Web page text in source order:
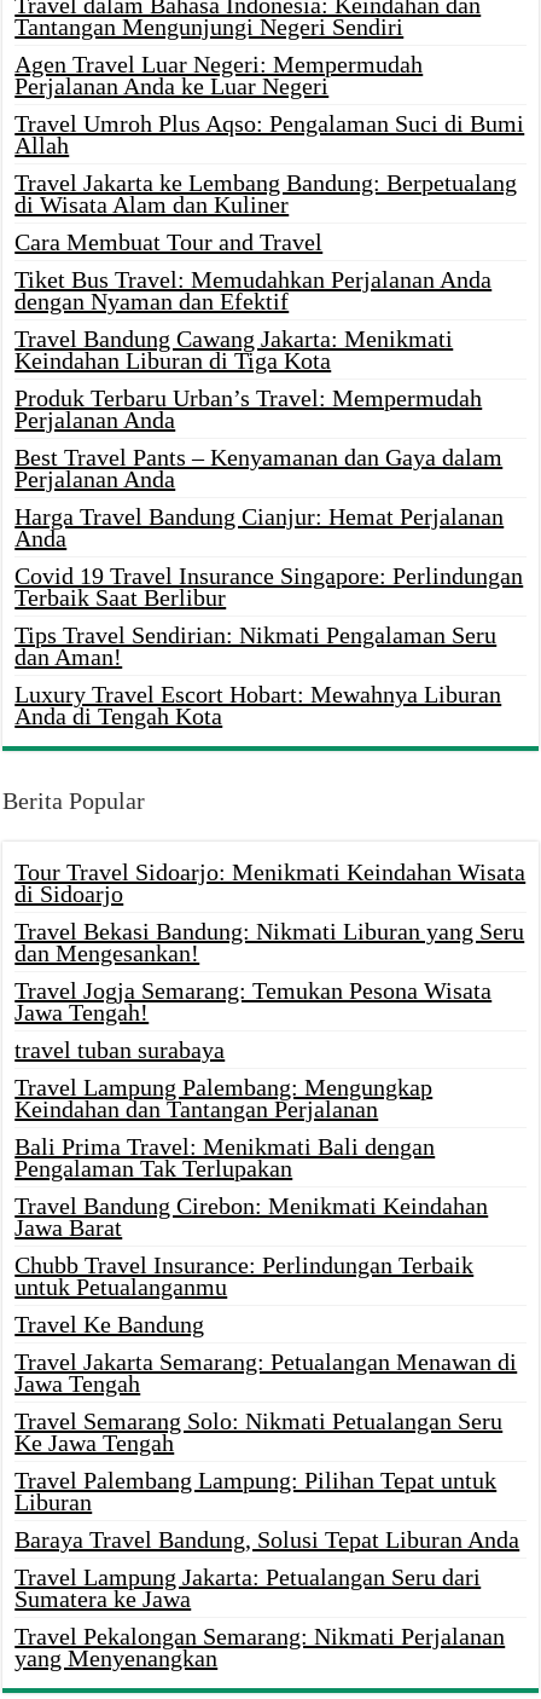
Tantangan Mengunjungi Negeri Sendiri
Agen Travel Luar Negeri: Mempermudah
Perjalanan Anda ke Luar Negeri
Travel Umroh Plus Aqso: Pengalaman Suci di Bumi
Allah
Travel Jakarta ke Lembang Bandung: Berpetualang
di Wisata Alam dan Kuliner
Cara Membuat Tour and Travel
Tiket Bus Travel: Memudahkan Perjalanan Anda
dengan Nyaman dan Efektif
Travel Bandung Cawang Jakarta: Menikmati
Keindahan Liburan di Tiga Kota
Produk Terbaru Urban’s Travel: Mempermudah
Perjalanan Anda
Best Travel Pants – Kenyamanan dan Gaya dalam
Perjalanan Anda
Harga Travel Bandung Cianjur: Hemat Perjalanan
Anda
Covid 19 Travel Insurance Singapore: Perlindungan
Terbaik Saat Berlibur
Tips Travel Sendirian: Nikmati Pengalaman Seru
dan Aman!
Luxury Travel Escort Hobart: Mewahnya Liburan
Anda di Tengah Kota
Berita Popular
Tour Travel Sidoarjo: Menikmati Keindahan Wisata
di Sidoarjo
Travel Bekasi Bandung: Nikmati Liburan yang Seru
dan Mengesankan!
Travel Jogja Semarang: Temukan Pesona Wisata
Jawa Tengah!
travel tuban surabaya
Travel Lampung Palembang: Mengungkap
Keindahan dan Tantangan Perjalanan
Bali Prima Travel: Menikmati Bali dengan
Pengalaman Tak Terlupakan
Travel Bandung Cirebon: Menikmati Keindahan
Jawa Barat
Chubb Travel Insurance: Perlindungan Terbaik
untuk Petualanganmu
Travel Ke Bandung
Travel Jakarta Semarang: Petualangan Menawan di
Jawa Tengah
Travel Semarang Solo: Nikmati Petualangan Seru
Ke Jawa Tengah
Travel Palembang Lampung: Pilihan Tepat untuk
Liburan
Baraya Travel Bandung, Solusi Tepat Liburan Anda
Travel Lampung Jakarta: Petualangan Seru dari
Sumatera ke Jawa
Travel Pekalongan Semarang: Nikmati Perjalanan
yang Menyenangkan